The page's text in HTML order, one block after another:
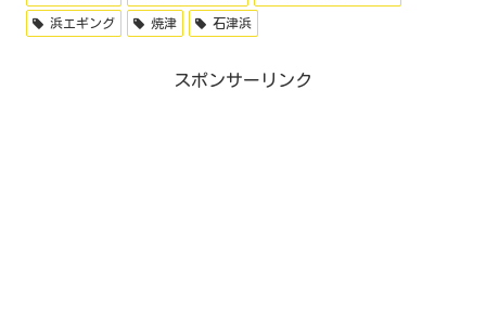
浜エギング 焼津 石津浜
スポンサーリンク